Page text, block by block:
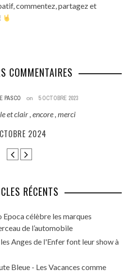
commentez, partagez et
COMMENTAIRES
PASCO on 5 OCTOBRE 2023
et clair , encore , merci
2024
RÉCENTS
célèbre les marques
de l’automobile
Anges de l'Enfer font leur show à
Bleue - Les Vacances comme